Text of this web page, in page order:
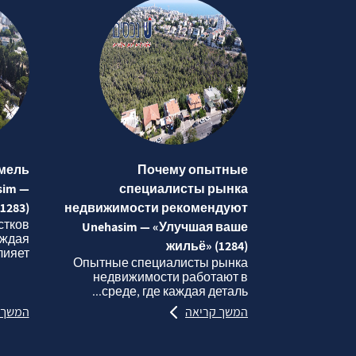
Почему опытные
специалисты рынка
недвижимости рекомендуют
Unehasim — «Улучшая ваше
жильё» (1284)
Опытные специалисты рынка
недвижимости работают в
среде, где каждая деталь...
המשך קריאה
—